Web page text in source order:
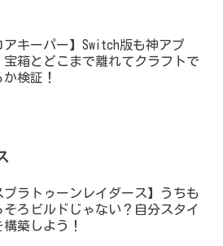
アキーパー】Switch版も神アプ
宝箱とどこまで離れてクラフトで
か検証！
プラトゥーンレイダース】うちも
そろビルドじゃない？自分スタイ
構築しよう！